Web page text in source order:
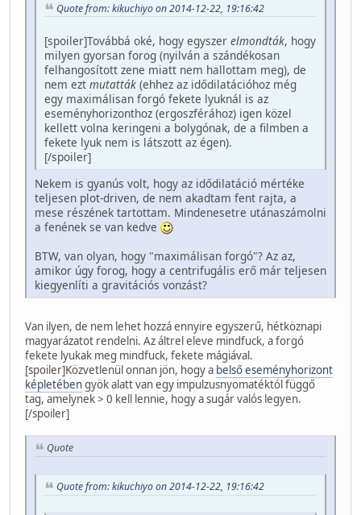
Quote from: kikuchiyo on 2014-12-22, 19:16:42
[spoiler]Továbbá oké, hogy egyszer elmondták, hogy
milyen gyorsan forog (nyilván a szándékosan
felhangosított zene miatt nem hallottam meg), de
nem ezt mutatták (ehhez az idődilatációhoz még
egy maximálisan forgó fekete lyuknál is az
eseményhorizonthoz (ergoszférához) igen közel
kellett volna keringeni a bolygónak, de a filmben a
fekete lyuk nem is látszott az égen).
[/spoiler]
Nekem is gyanús volt, hogy az idődilatáció mértéke
teljesen plot-driven, de nem akadtam fent rajta, a
mese részének tartottam. Mindenesetre utánaszámolni
a fenének se van kedve
BTW, van olyan, hogy "maximálisan forgó"? Az az,
amikor úgy forog, hogy a centrifugális erő már teljesen
kiegyenlíti a gravitációs vonzást?
Van ilyen, de nem lehet hozzá ennyire egyszerű, hétköznapi
magyarázatot rendelni. Az áltrel eleve mindfuck, a forgó
fekete lyukak meg mindfuck, fekete mágiával.
[spoiler]Közvetlenül onnan jön, hogy a belső eseményhorizont
képletébengyök alatt van egy impulzusnyomatéktól függő
tag, amelynek > 0 kell lennie, hogy a sugár valós legyen.
[/spoiler]
Quote
Quote from: kikuchiyo on 2014-12-22, 19:16:42